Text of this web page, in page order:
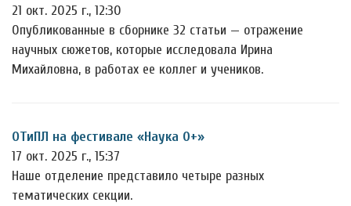
21 окт. 2025 г., 12:30
Опубликованные в сборнике 32 статьи — отражение
научных сюжетов, которые исследовала Ирина
Михайловна, в работах ее коллег и учеников.
ОТиПЛ на фестивале «Наука 0+»
17 окт. 2025 г., 15:37
Наше отделение представило четыре разных
тематических секции.